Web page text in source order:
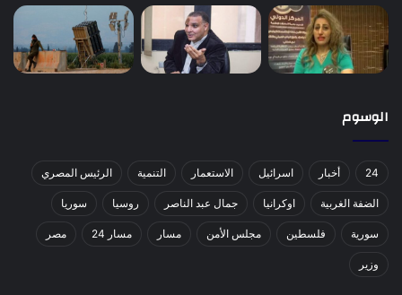
الوسوم
24 أخبار اسرائيل الاستعمار التنمية الرئيس المصري
الضفة الغربية اوكرانيا جمال عبد الناصر روسيا سوريا
سورية فلسطين مجلس الأمن مسار مسار 24 مصر
وزير